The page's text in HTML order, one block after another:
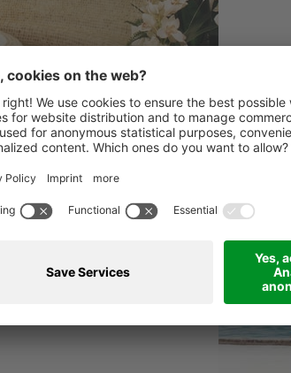
mondo
misura 17 metri
una superficie